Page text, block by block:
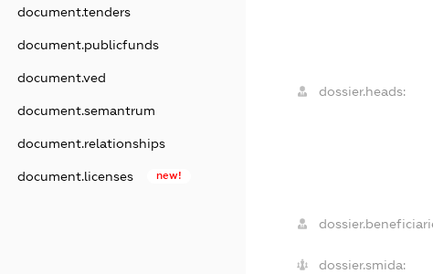
document.tenders
document.publicfunds
document.ved
document.semantrum
document.relationships
document.licenses new!
dossier.heads:
dossier.smida: